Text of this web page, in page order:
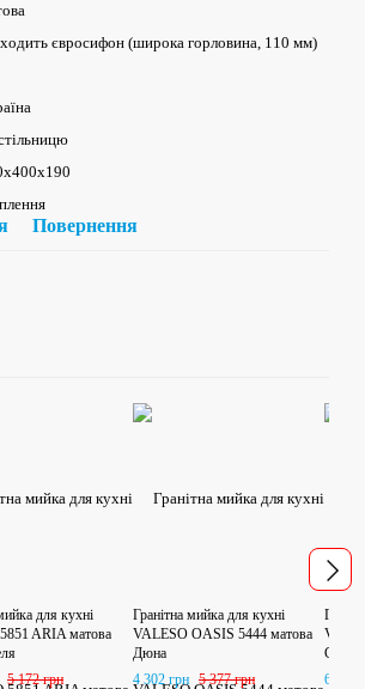
євросифон (широка горловина, 110 мм)
Повернення
для кухні
ARIA матова
5 172 грн
Гранітна мийка для кухні
VALESO OASIS 5444 матова
Дюна
4 302 грн 5 377 грн
Сірий
6 016